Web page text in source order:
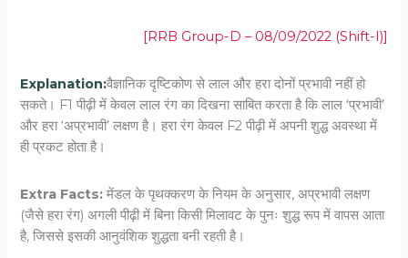
[RRB Group-D – 08/09/2022 (Shift-I)]
Explanation:वैज्ञानिक दृष्टिकोण से लाल और हरा दोनों प्रभावी नहीं हो
सकते। F1 पीढ़ी में केवल लाल रंग का दिखना साबित करता है कि लाल ‘प्रभावी’
और हरा ‘अप्रभावी’ लक्षण है। हरा रंग केवल F2 पीढ़ी में अपनी शुद्ध अवस्था में
ही प्रकट होता है।
Extra Facts: मेंडल के पृथक्करण के नियम के अनुसार, अप्रभावी लक्षण
(जैसे हरा रंग) अगली पीढ़ी में बिना किसी मिलावट के पुनः शुद्ध रूप में वापस आता
है, जिससे इसकी आनुवंशिक शुद्धता बनी रहती है।